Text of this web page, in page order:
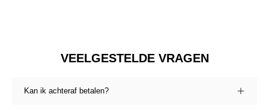
VEELGESTELDE VRAGEN
Kan ik achteraf betalen?